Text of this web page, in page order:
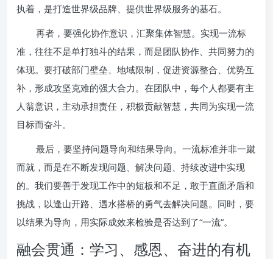
执着，是打造世界级品牌、提供世界级服务的基石。
再者，要强化协作意识，汇聚集体智慧。实现一流标
准，往往不是单打独斗的结果，而是团队协作、共同努力的
体现。要打破部门壁垒、地域限制，促进资源整合、优势互
补，形成攻坚克难的强大合力。在团队中，每个人都要有主
人翁意识，主动承担责任，积极贡献智慧，共同为实现一流
目标而奋斗。
最后，要坚持问题导向和结果导向。一流标准并非一蹴
而就，而是在不断发现问题、解决问题、持续改进中实现
的。我们要善于发现工作中的短板和不足，敢于直面矛盾和
挑战，以逢山开路、遇水搭桥的勇气去解决问题。同时，要
以结果为导向，用实际成效来检验是否达到了“一流”。
融会贯通：学习、感恩、奋进的有机